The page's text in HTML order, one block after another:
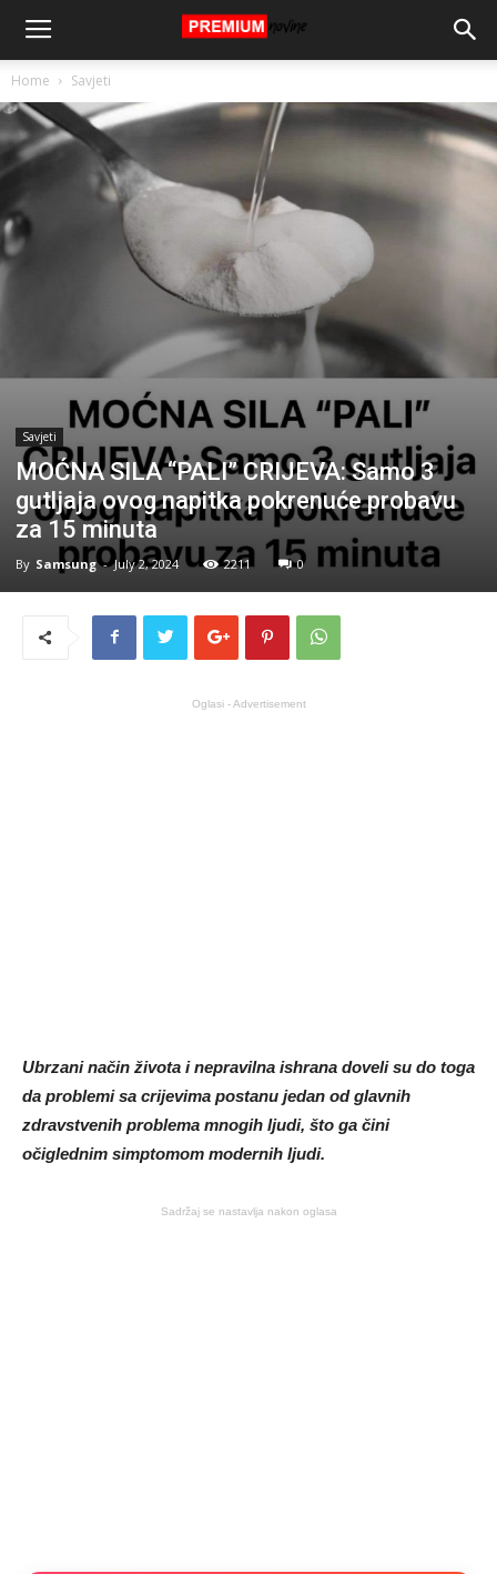
Home Savjeti
Savjeti
MOĆNA SILA “PALI” CRIJEVA: Samo 3
gutljaja ovog napitka pokrenuće probavu
za 15 minuta
By Samsung - July 2, 2024 2211 0
Oglasi - Advertisement
Ubrzani način života i nepravilna ishrana doveli su do toga
da problemi sa crijevima postanu jedan od glavnih
zdravstvenih problema mnogih ljudi, što ga čini
očiglednim simptomom modernih ljudi.
Sadržaj se nastavlja nakon oglasa